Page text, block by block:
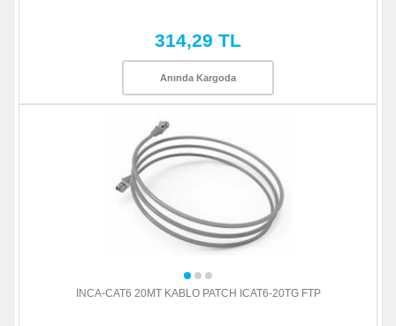
314,29 TL
Anında Kargoda
INCA-CAT6 20MT KABLO PATCH ICAT6-20TG FTP